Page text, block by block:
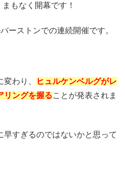
もなく開幕です！
ーストンでの連続開催です。
わり、
ヒュルケンベルグがレ
リングを握ることが発表されま
すぎるのではないかと思って